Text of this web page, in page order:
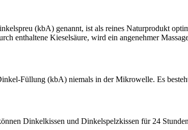
(kbA) genannt, ist als reines Naturprodukt
enthaltene Kieselsäure, wird ein angenehmer
Füllung (kbA) niemals in der Mikrowelle. Es
Dinkelkissen und Dinkelspelzkissen für 24